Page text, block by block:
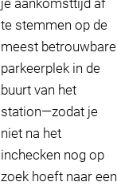
je aankomsttijd af
te stemmen op de
meest betrouwbare
parkeerplek in de
buurt van het
station—zodat je
niet na het
inchecken nog op
zoek hoeft naar een